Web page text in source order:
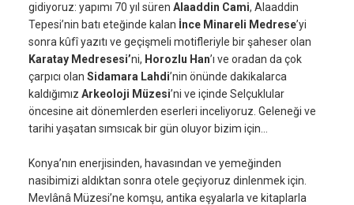
gidiyoruz: yapımı 70 yıl süren Alaaddin Cami, Alaaddin
Tepesi’nin batı eteğinde kalan İnce Minareli Medrese’yi
sonra kûfî yazıtı ve geçişmeli motifleriyle bir şaheser olan
Karatay Medresesi’ni, Horozlu Han’ı ve oradan da çok
çarpıcı olan Sidamara Lahdi’nin önünde dakikalarca
kaldığımız Arkeoloji Müzesi’ni ve içinde Selçuklular
öncesine ait dönemlerden eserleri inceliyoruz. Geleneği ve
tarihi yaşatan sımsıcak bir gün oluyor bizim için…
Konya’nın enerjisinden, havasından ve yemeğinden
nasibimizi aldıktan sonra otele geçiyoruz dinlenmek için.
Mevlânâ Müzesi’ne komşu, antika eşyalarla ve kitaplarla